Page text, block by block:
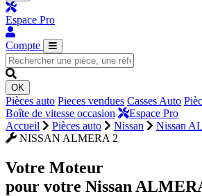
Espace Pro
Compte
OK
Pièces auto Pieces vendues Casses Auto
Boîte de vitesse occasion
Espace Pro
Accueil
Pièces auto Nissan Nissan
NISSAN ALMERA 2
Votre Moteur
pour votre Nissan